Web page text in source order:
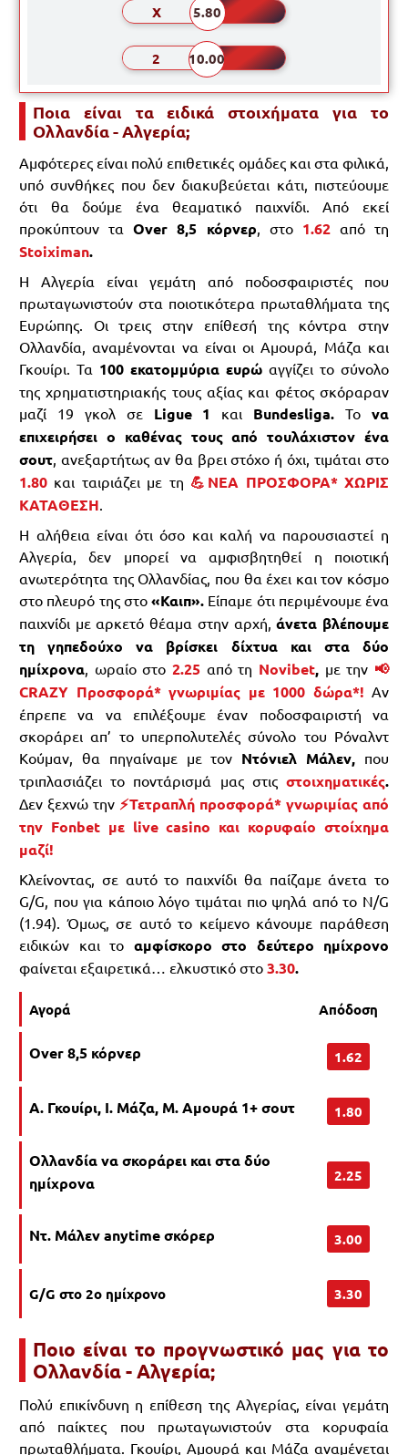
X 5.80
2 10.00
Ποια είναι τα ειδικά στοιχήματα για το
Ολλανδία - Αλγερία;
Αμφότερες είναι πολύ επιθετικές ομάδες και στα φιλικά,
υπό συνθήκες που δεν διακυβεύεται κάτι, πιστεύουμε
ότι θα δούμε ένα θεαματικό παιχνίδι. Από εκεί
προκύπτουν ταOver 8,5 κόρνερ, στο 1.62 από τη
Stoiximan.
Η Αλγερία είναι γεμάτη από ποδοσφαιριστές που
πρωταγωνιστούν στα ποιοτικότερα πρωταθλήματα της
Ευρώπης. Οι τρεις στην επίθεσή της κόντρα στην
Ολλανδία, αναμένονται να είναι οι Αμουρά, Μάζα και
Γκουίρι. Τα 100 εκατομμύρια ευρώ αγγίζει το σύνολο
της χρηματιστηριακής τους αξίας και φέτος σκόραραν
μαζί 19 γκολ σε Ligue 1 και Bundesliga. Τονα
επιχειρήσει ο καθένας τους από τουλάχιστον ένα
σουτ, ανεξαρτήτως αν θα βρει στόχο ή όχι, τιμάται στο
1.80 και ταιριάζει με τη 💪ΝΕΑ ΠΡΟΣΦΟΡΑ* ΧΩΡΙΣ
ΚΑΤΑΘΕΣΗ.
Η αλήθεια είναι ότι όσο και καλή να παρουσιαστεί η
Αλγερία, δεν μπορεί να αμφισβητηθεί η ποιοτική
ανωτερότητα της Ολλανδίας, που θα έχει και τον κόσμο
στο πλευρό της στο «Καιπ». Είπαμε ότι περιμένουμε ένα
παιχνίδι με αρκετό θέαμα στην αρχή,άνετα βλέπουμε
τη γηπεδούχο να βρίσκει δίχτυα και στα δύο
ημίχρονα, ωραίο στο 2.25 από τη Novibet, με την 📢
CRAZY Προσφορά* γνωριμίας με 1000 δώρα*! Αν
έπρεπε να να επιλέξουμε έναν ποδοσφαιριστή να
σκοράρει απ’ το υπερπολυτελές σύνολο του Ρόναλντ
Κούμαν, θα πηγαίναμε με τον Ντόνιελ Μάλεν, που
τριπλασιάζει το ποντάρισμά μας στις στοιχηματικές.
Δεν ξεχνώ την ⚡Τετραπλή προσφορά* γνωριμίας από
την Fonbet με live casino και κορυφαίο στοίχημα
μαζί!
Κλείνοντας, σε αυτό το παιχνίδι θα παίζαμε άνετα το
G/G, που για κάποιο λόγο τιμάται πιο ψηλά από το N/G
(1.94). Όμως, σε αυτό το κείμενο κάνουμε παράθεση
ειδικών και το αμφίσκορο στο δεύτερο ημίχρονο
φαίνεται εξαιρετικά… ελκυστικό στο 3.30.
Αγορά Απόδοση
Over 8,5 κόρνερ 1.62
Α. Γκουίρι, Ι. Μάζα, Μ. Αμουρά 1+ σουτ 1.80
Ολλανδία να σκοράρει και στα δύο
ημίχρονα
2.25
Ντ. Μάλεν anytime σκόρερ 3.00
G/G στο 2ο ημίχρονο 3.30
Ποιο είναι το προγνωστικό μας για το
Ολλανδία - Αλγερία;
Πολύ επικίνδυνη η επίθεση της Αλγερίας, είναι γεμάτη
από παίκτες που πρωταγωνιστούν στα κορυφαία
πρωταθλήματα. Γκουίρι, Αμουρά και Μάζα αναμένεται